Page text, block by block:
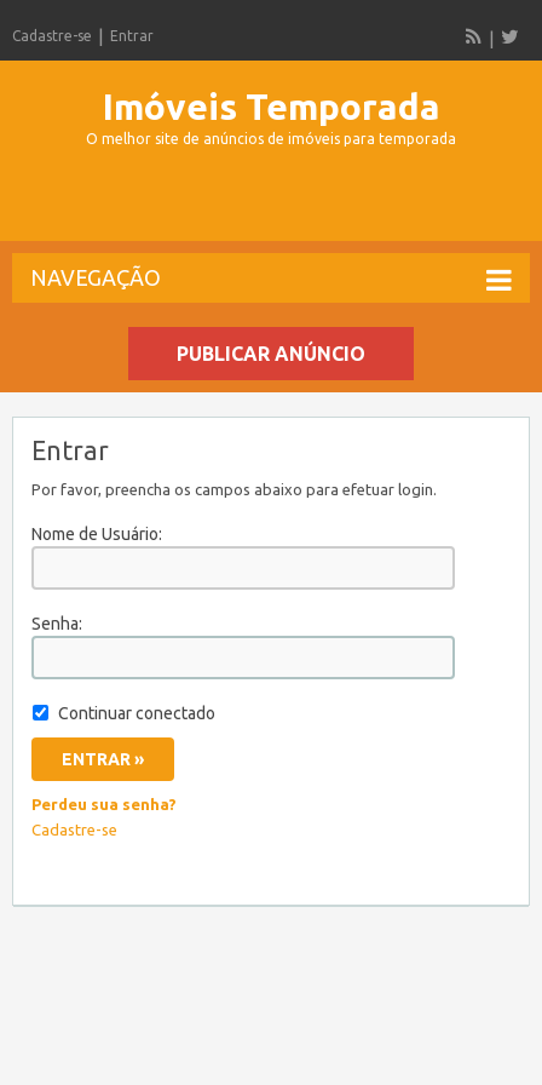
Cadastre-se Entrar
Imóveis Temporada
O melhor site de anúncios de imóveis para temporada
NAVEGAÇÃO
PUBLICAR ANÚNCIO
Entrar
Por favor, preencha os campos abaixo para efetuar login.
Nome de Usuário:
Senha:
Continuar conectado
Perdeu sua senha?
Cadastre-se